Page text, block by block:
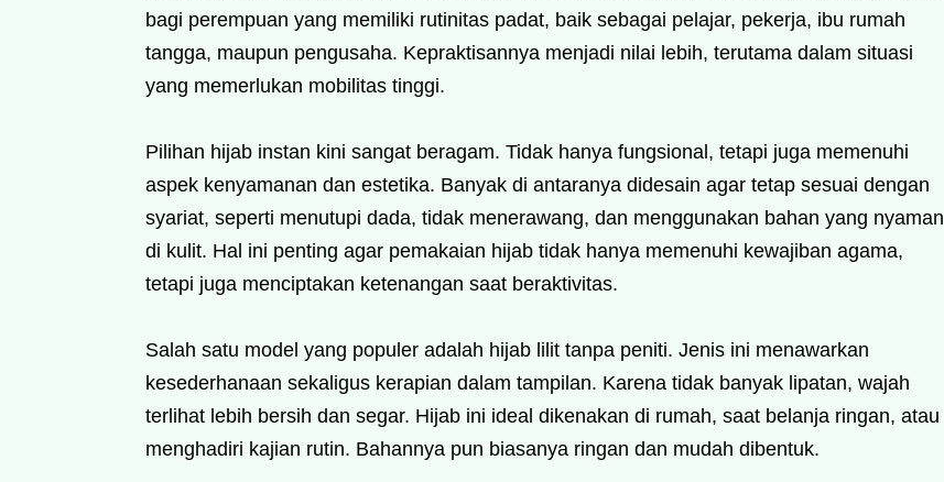
bagi perempuan yang memiliki rutinitas padat, baik sebagai pelajar, pekerja, ibu rumah
tangga, maupun pengusaha. Kepraktisannya menjadi nilai lebih, terutama dalam situasi
yang memerlukan mobilitas tinggi.
Pilihan hijab instan kini sangat beragam. Tidak hanya fungsional, tetapi juga memenuhi
aspek kenyamanan dan estetika. Banyak di antaranya didesain agar tetap sesuai dengan
syariat, seperti menutupi dada, tidak menerawang, dan menggunakan bahan yang nyaman
di kulit. Hal ini penting agar pemakaian hijab tidak hanya memenuhi kewajiban agama,
tetapi juga menciptakan ketenangan saat beraktivitas.
Salah satu model yang populer adalah hijab lilit tanpa peniti. Jenis ini menawarkan
kesederhanaan sekaligus kerapian dalam tampilan. Karena tidak banyak lipatan, wajah
terlihat lebih bersih dan segar. Hijab ini ideal dikenakan di rumah, saat belanja ringan, atau
menghadiri kajian rutin. Bahannya pun biasanya ringan dan mudah dibentuk.